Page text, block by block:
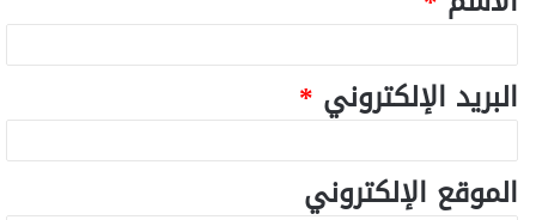
البريد الإلكتروني *
الموقع الإلكتروني